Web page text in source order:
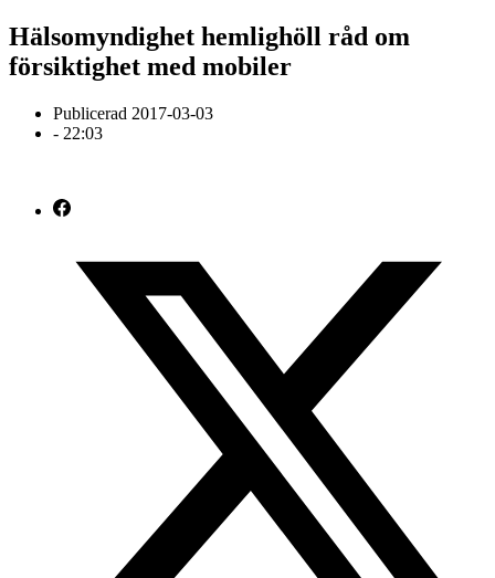
Hälsomyndighet hemlighöll råd om
försiktighet med mobiler
Publicerad 2017-03-03
- 22:03